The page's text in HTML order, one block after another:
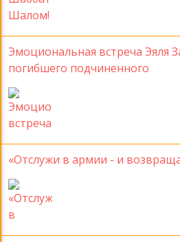
Эмоциональная встреча Эяля
погибшего подчиненного
«Отслужи в армии - и